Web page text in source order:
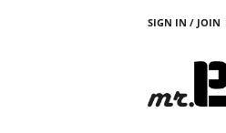
SIGN IN / JOIN
u